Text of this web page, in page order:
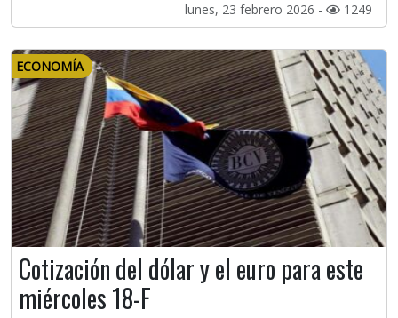
lunes, 23 febrero 2026 - 1249
ECONOMÍA
Cotización del dólar y el euro para este
miércoles 18-F